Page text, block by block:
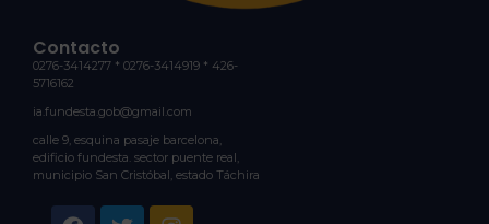
Contacto
0276-3414277 * 0276-3414919 * 426-
5716162
ia.fundesta.gob@gmail.com
calle 9, esquina pasaje barcelona,
edificio fundesta. sector puente real,
municipio San Cristóbal, estado Táchira